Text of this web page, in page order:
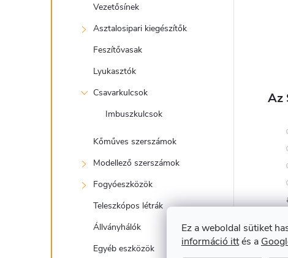
Ez a weboldal sütiket
információ ittés a
Vezetősínek
Asztalosipari kiegészítők
Feszítővasak
Lyukasztók
Csavarkulcsok
Imbuszkulcsok
Kőműves szerszámok
Modellező szerszámok
Fogyóeszközök
Teleszkópos létrák
Állványhálók
Egyéb eszközök
Az